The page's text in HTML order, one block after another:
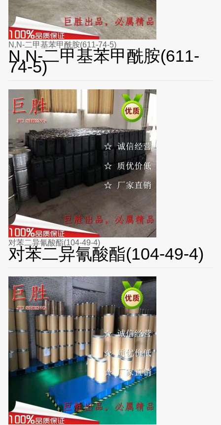
N,N-二甲基苯甲酰胺(611-74-5)
N,N-二甲基苯甲酰胺(611-
74-5)
对苯二异氰酸酯(104-49-4)
对苯二异氰酸酯(104-49-4)